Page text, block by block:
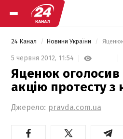
24 Канал Новини України
5 червня 2012, 11:54
Яценюк оголосив
акцію протесту
Джерело: pravda.com.ua